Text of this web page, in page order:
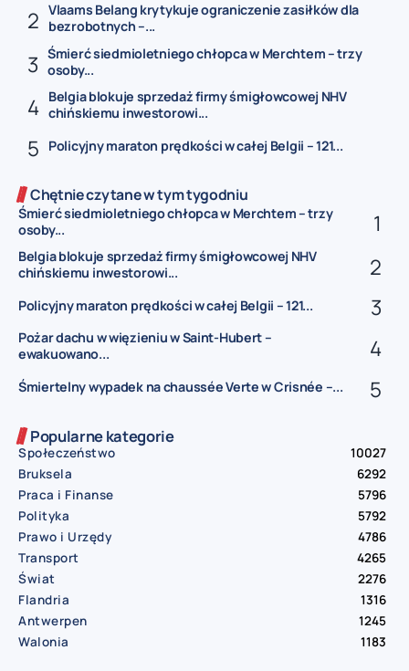
Vlaams Belang krytykuje ograniczenie zasiłków dla
bezrobotnych –...
Śmierć siedmioletniego chłopca w Merchtem – trzy
osoby...
Belgia blokuje sprzedaż firmy śmigłowcowej NHV
chińskiemu inwestorowi...
Policyjny maraton prędkości w całej Belgii – 121...
Chętnie czytane w tym tygodniu
Śmierć siedmioletniego chłopca w Merchtem – trzy
osoby...
Belgia blokuje sprzedaż firmy śmigłowcowej NHV
chińskiemu inwestorowi...
Policyjny maraton prędkości w całej Belgii – 121...
Pożar dachu w więzieniu w Saint-Hubert –
ewakuowano...
Śmiertelny wypadek na chaussée Verte w Crisnée –...
Popularne kategorie
Społeczeństwo
10027
Bruksela
6292
Praca i Finanse
5796
Polityka
5792
Prawo i Urzędy
4786
Transport
4265
Świat
2276
Flandria
1316
Antwerpen
1245
Walonia
1183